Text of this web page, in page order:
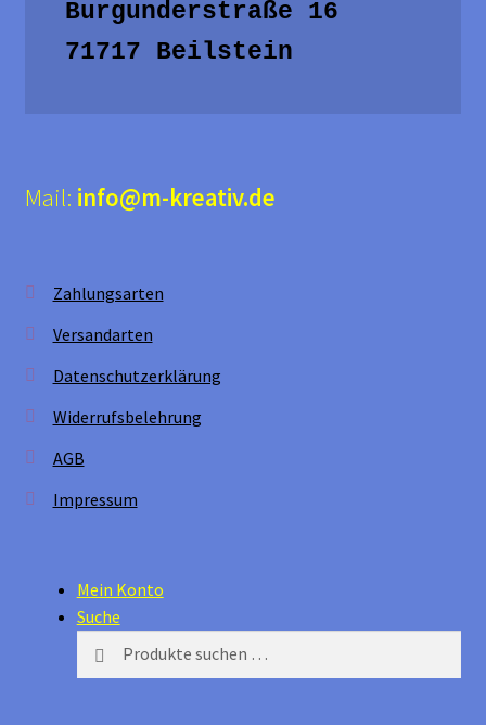
Burgunderstraße 16
71717 Beilstein
Mail: info@m-kreativ.de
Zahlungsarten
Versandarten
Datenschutzerklärung
Widerrufsbelehrung
AGB
Impressum
Mein Konto
Suche
nach: